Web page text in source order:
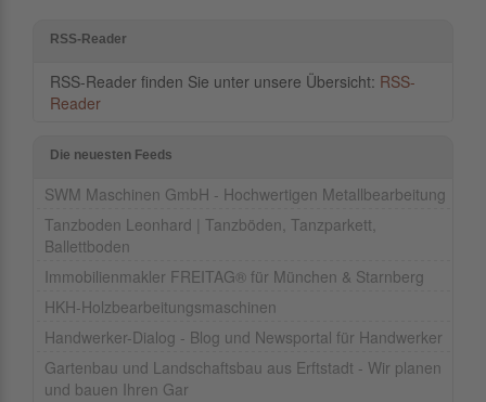
RSS-Reader
RSS-Reader finden Sie unter unsere Übersicht: RSS-
Reader
Die neuesten Feeds
SWM Maschinen GmbH - Hochwertigen Metallbearbeitung
Tanzboden Leonhard | Tanzböden, Tanzparkett,
Ballettboden
Immobilienmakler FREITAG® für München & Starnberg
HKH-Holzbearbeitungsmaschinen
Handwerker-Dialog - Blog und Newsportal für Handwerker
Gartenbau und Landschaftsbau aus Erftstadt - Wir planen
und bauen Ihren Gar